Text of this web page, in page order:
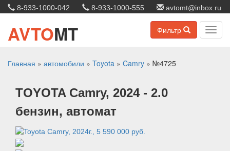
8-933-1000-042 8-933-1000-555 avtomt@inbox.ru
Фильтр
AVTOMT
Главная » автомобили » Toyota » Camry » №4725
TOYOTA Camry, 2024 - 2.0
бензин, автомат